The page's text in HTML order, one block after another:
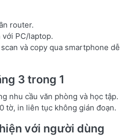
router.
PC/laptop.
và copy qua smartphone dễ
3 trong 1
nhu cầu văn phòng và học tập.
tờ, in liên tục không gián đoạn.
với người dùng